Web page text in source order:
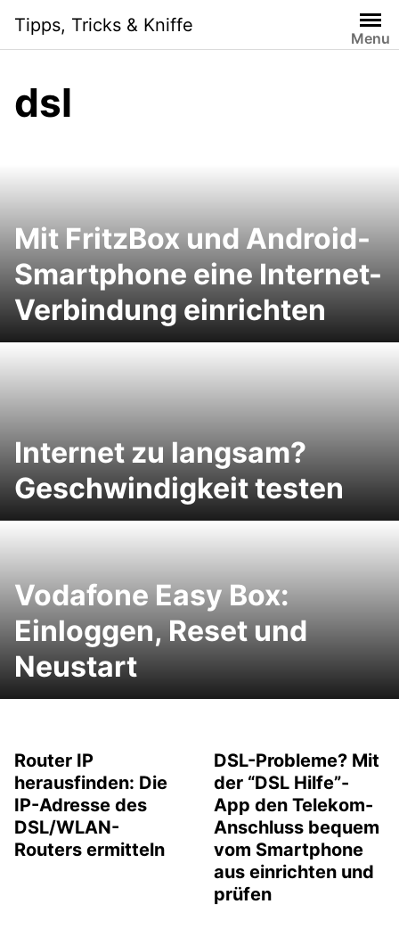
content
Tipps, Tricks & Kniffe
Menu
dsl
Mit FritzBox und Android-
Smartphone eine Internet-
Verbindung einrichten
Internet zu langsam?
Geschwindigkeit testen
Vodafone Easy Box:
Einloggen, Reset und
Neustart
Router IP
herausfinden: Die
IP-Adresse des
DSL/WLAN-
Routers ermitteln
DSL-Probleme? Mit
der “DSL Hilfe”-
App den Telekom-
Anschluss bequem
vom Smartphone
aus einrichten und
prüfen